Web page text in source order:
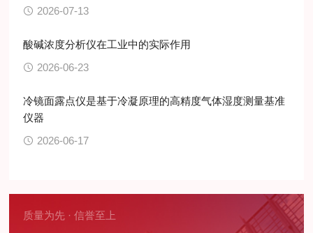
2026-07-13
酸碱浓度分析仪在工业中的实际作用
2026-06-23
冷镜面露点仪是基于冷凝原理的高精度气体湿度测量基准
仪器
2026-06-17
质量为先 · 信誉至上